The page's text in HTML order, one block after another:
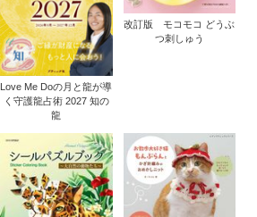
Love Me Doの月と龍が導
く守護龍占術 2027 知の
龍
改訂版 モコモコ どうぶ
つ刺しゅう